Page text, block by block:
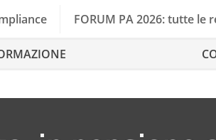
FORUM PA 2026: tutte le